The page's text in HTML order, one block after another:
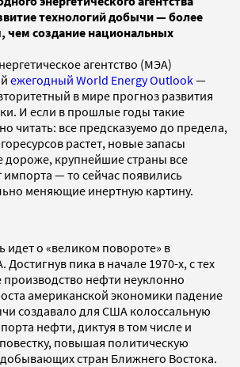
технологий добычи — более
чем создание национальных
агентство (МЭА)
ежегодный World Energy Outlook—
в мире прогноз развития
И если в прошлые годы такие
читать: все предсказуемо до предела,
растет, новые запасы
дороже, крупнейшие страны все
импорта — то сейчас появились
меняющие инертную картину.
идет о «великом повороте» в
пика в начале 1970-х, с тех
нефти неуклонно
американской экономики падение
создавало для США колоссальную
нефти, диктуя в том числе и
повышая политическую
стран Ближнего Востока.